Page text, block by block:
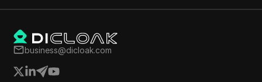
business@dicloak.com